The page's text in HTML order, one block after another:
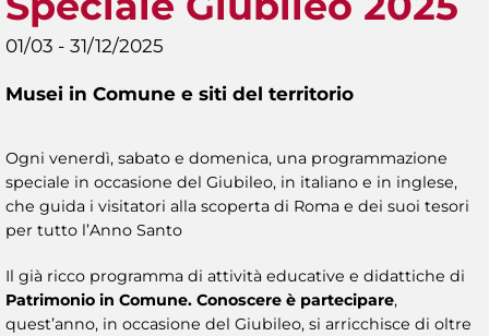
01/03 - 31/12/2025
Musei in Comune e siti del territorio
Ogni venerdì, sabato e domenica, una programmazione
speciale in occasione del Giubileo, in italiano e in inglese,
che guida i visitatori alla scoperta di Roma e dei suoi tesori
per tutto l’Anno Santo
Il già ricco programma di attività educative e didattiche di
Patrimonio in Comune. Conoscere è partecipare,
quest’anno, in occasione del Giubileo, si arricchisce di oltre